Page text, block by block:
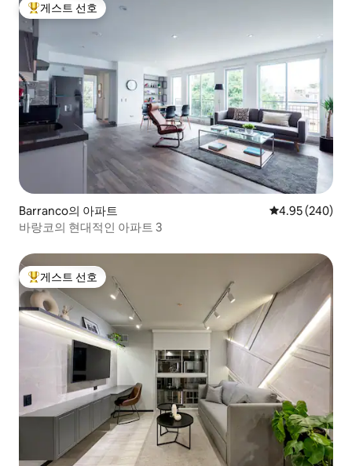
상위 게스트 선호
게스트 선호
Barranco의 아파트 평점 4.95점(5
4.95 (240)
바랑코의 현대적인 아파트 3
상위 게스트 선호
게스트 선호